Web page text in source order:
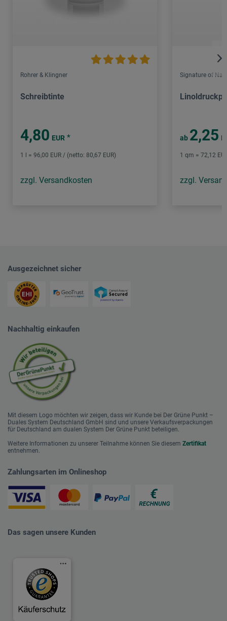
Rohrer & Klingner
Schreibtinte
4,80 EUR *
1 l = 96,00 EUR / (netto: 80,67 EUR)
zzgl. Versandkosten
Signature of
ab 2,25
1 qm = 72,12
zzgl.
Ausgezeichnet sicher
Nachhaltig einkaufen
Mit diesem Logo möchten wir zeigen, dass wir Kunde bei Der Grüne Punkt –
Duales System Deutschland GmbH sind und unsere Verkaufsverpackungen
für Deutschland am dualen System Der Grüne Punkt beteiligen.
Weitere Informationen zu unserer Teilnahme können Sie diesem Zertifikat
entnehmen.
Zahlungsarten im Onlineshop
Das sagen unsere Kunden